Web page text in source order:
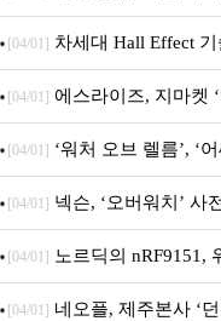
[04/01] 차세대 Hall Effect
시리즈 출시
[04/01] 에스라이즈, 지마켓
특별 프로모션 진행
[04/01] ‘워처 오브 렐름’, ‘
시
[04/01] 넥슨, ‘오버워치’ 사
(D.Mon)’ 공개!
[04/01] 노르딕의 nRF9151,
커넥티드 기기 개발 지원
[04/01] 네오플, 제주본사 ‘